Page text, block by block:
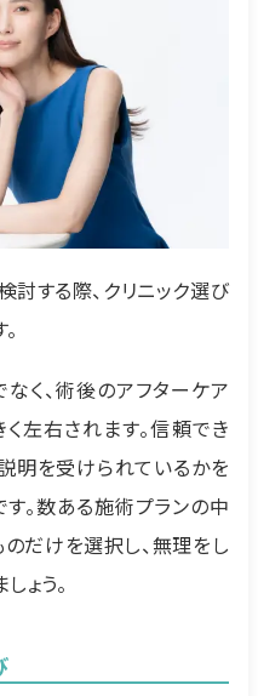
する際、クリニック選び
く、術後のアフターケア
左右されます。信頼でき
明を受けられているかを
。数ある施術プランの中
だけを選択し、無理をし
ょう。